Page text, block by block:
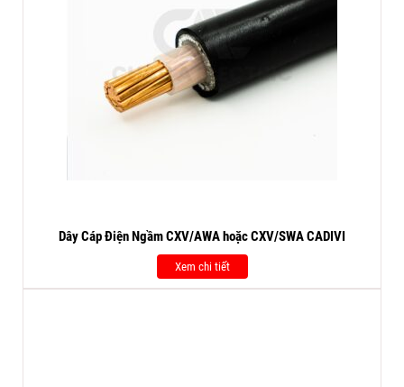
Dây Cáp Điện Ngầm CXV/AWA hoặc CXV/SWA CADIVI
Xem chi tiết